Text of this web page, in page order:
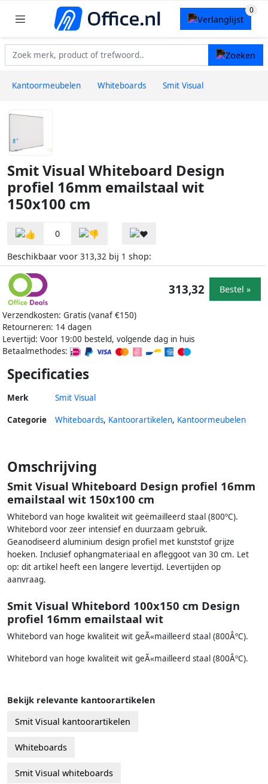
Kantoormeubelen Whiteboards Smit Visual
Smit Visual Whiteboard Design
profiel 16mm emailstaal wit
150x100 cm
0
Beschikbaar voor 313,32 bij 1 shop:
Verzendkosten: Gratis (vanaf €150)
Retourneren: 14 dagen
Levertijd: Voor 19:00 besteld, volgende dag in huis
Betaalmethodes:
313,32 Bestel »
Specificaties
Merk Smit Visual
Categorie Whiteboards, Kantoorartikelen, Kantoormeubelen
Omschrijving
Smit Visual Whiteboard Design profiel 16mm
emailstaal wit 150x100 cm
Whitebord van hoge kwaliteit wit geëmailleerd staal (800ºC).
Whitebord voor zeer intensief en duurzaam gebruik.
Geanodiseerd aluminium design profiel met kunststof grijze
hoeken. Inclusief ophangmateriaal en afleggoot van 30 cm. Let
op: dit artikel heeft een langere levertijd. Levertijden op
aanvraag.
Smit Visual Whitebord 100x150 cm Design
profiel 16mm emailstaal wit
Whitebord van hoge kwaliteit wit geÃ«mailleerd staal (800ÂºC).
Whitebord van hoge kwaliteit wit geÃ«mailleerd staal (800ÂºC).
Bekijk relevante kantoorartikelen
Smit Visual kantoorartikelen
Whiteboards
Smit Visual whiteboards